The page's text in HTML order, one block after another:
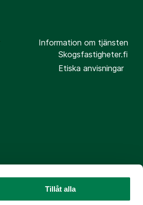
Tillåt alla
Information om tjänsten
Skogsfastigheter.fi
Etiska anvisningar